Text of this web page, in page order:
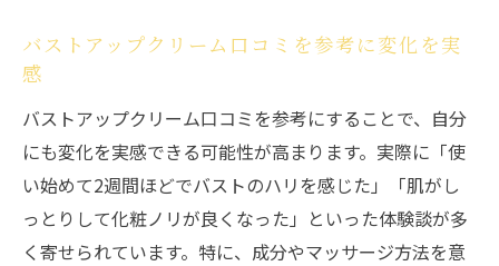
バストアップクリーム口コミを参考に変化を実
感
バストアップクリーム口コミを参考にすることで、自分
にも変化を実感できる可能性が高まります。実際に「使
い始めて2週間ほどでバストのハリを感じた」「肌がし
っとりして化粧ノリが良くなった」といった体験談が多
く寄せられています。特に、成分やマッサージ方法を意